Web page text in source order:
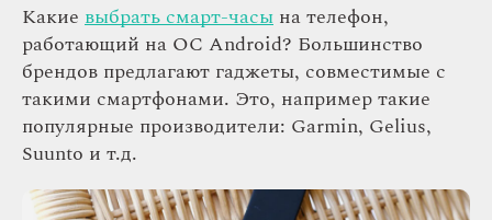
Какие выбрать смарт-часы на телефон,
работающий на ОС Android? Большинство
брендов предлагают гаджеты, совместимые с
такими смартфонами. Это, например такие
популярные производители: Garmin, Gelius,
Suunto и т.д.